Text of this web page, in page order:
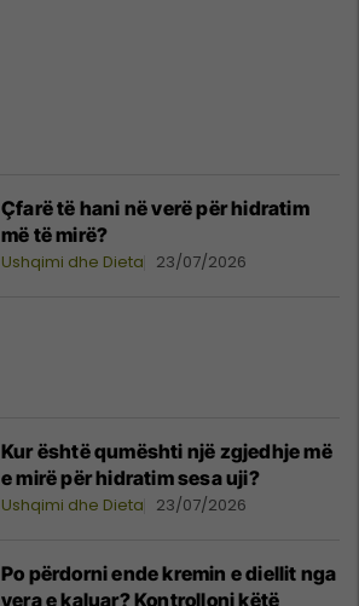
Çfarë të hani në verë për hidratim
më të mirë?
Ushqimi dhe Dieta 23/07/2026
Kur është qumështi një zgjedhje më
e mirë për hidratim sesa uji?
Ushqimi dhe Dieta 23/07/2026
Po përdorni ende kremin e diellit nga
vera e kaluar? Kontrolloni këtë